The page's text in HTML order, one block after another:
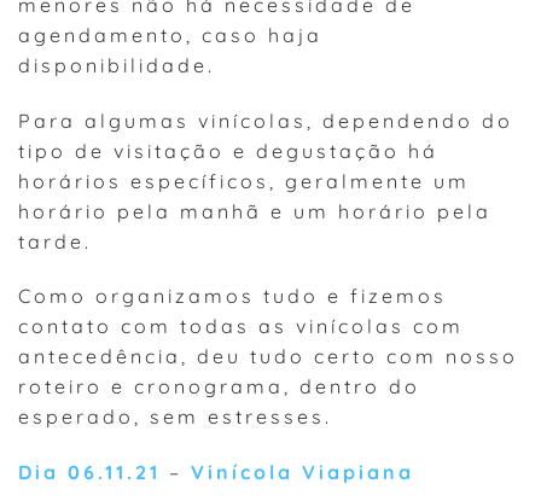
agendamento, caso haja
disponibilidade.
Para algumas vinícolas, dependendo do
tipo de visitação e degustação há
horários específicos, geralmente um
horário pela manhã e um horário pela
tarde.
Como organizamos tudo e fizemos
contato com todas as vinícolas com
antecedência, deu tudo certo com nosso
roteiro e cronograma, dentro do
esperado, sem estresses.
Dia 06.11.21 – Vinícola Viapiana